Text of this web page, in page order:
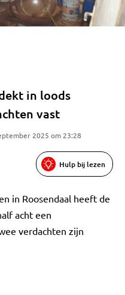
in loods
vast
2025 om 23:28
Hulp bij lezen
in Roosendaal heeft de
acht een
verdachten zijn